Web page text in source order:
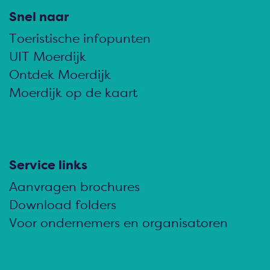
l
d
e
z
e
i
n
a
o
l
d
e
z
e
i
l
d
e
z
e
i
a
Snel naar
Toeristische infopunten
UIT Moerdijk
Ontdek Moerdijk
Moerdijk op de kaart
Service links
Aanvragen brochures
Download folders
Voor ondernemers en organisatoren